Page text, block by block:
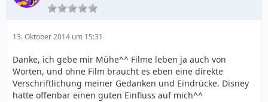
13. Oktober 2014 um 15:31
Danke, ich gebe mir Mühe^^ Filme leben ja auch von
Worten, und ohne Film braucht es eben eine direkte
Verschriftlichung meiner Gedanken und Eindrücke. Disney
hatte offenbar einen guten Einfluss auf mich^^